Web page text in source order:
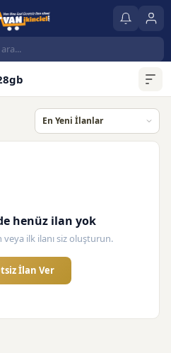
henüz ilan yok
ilk ilanı siz oluşturun.
İlan Ver